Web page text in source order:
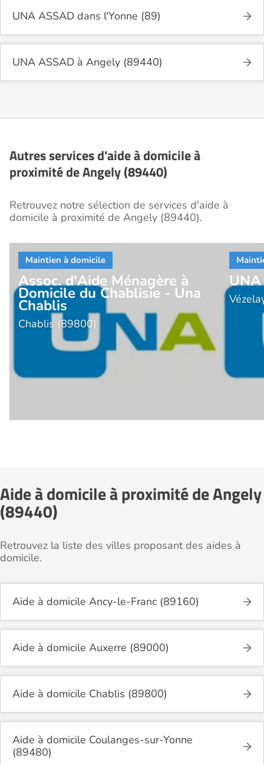
UNA ASSAD dans l'Yonne (89)
UNA ASSAD à Angely (89440)
Autres services d'aide à domicile à
proximité de Angely (89440)
Retrouvez notre sélection de services d'aide à
domicile à proximité de Angely (89440).
Assoc. d'Aide Ménagère à
Domicile du Chablisie - Una
Chablis
Chablis (89800)
UNA
Aide à domicile à proximité de Angely
(89440)
Retrouvez la liste des villes proposant des aides à
domicile.
Aide à domicile Ancy-le-Franc (89160)
Aide à domicile Auxerre (89000)
Aide à domicile Chablis (89800)
Aide à domicile Coulanges-sur-Yonne
(89480)